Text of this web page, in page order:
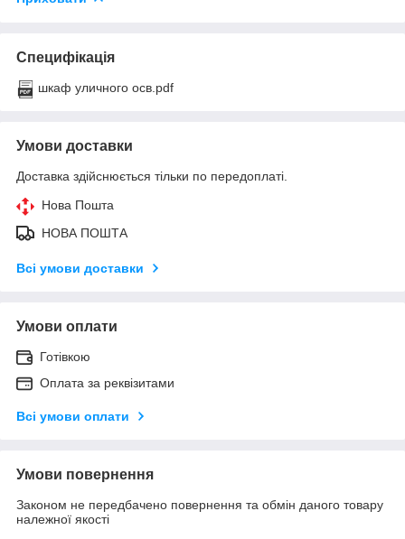
Специфікація
шкаф уличного осв.pdf
Умови доставки
Доставка здійснюється тільки по передоплаті.
Нова Пошта
НОВА ПОШТА
Всі умови доставки
Умови оплати
Готівкою
Оплата за реквізитами
Всі умови оплати
Умови повернення
Законом не передбачено повернення та обмін даного товару
належної якості